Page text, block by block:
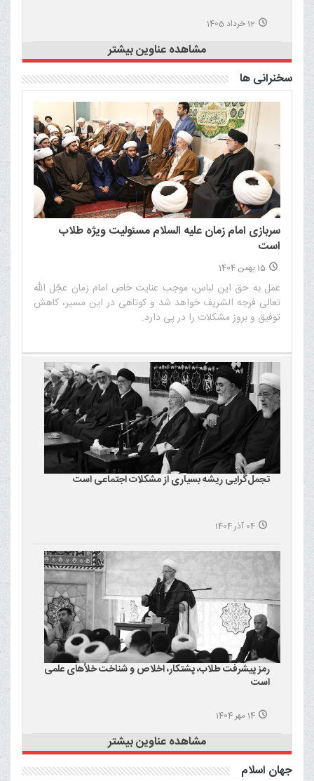
12 خرداد 1405
مشاهده عناوین بیشتر
سخنرانی ها
سربازی امام زمان علیه السلام مسئولیت ویژه طلاب
است
15 بهمن 1404
عمل به حق این لباس، موجب عنایت خاص امام زمان عجّل الله
تعالی فرجه الشریف خواهد شد و کوتاهی در این مسیر، کاهش
توفیق و بروز مشکلات را در پی دارد.‌
تجمل‌گرایی ریشه بسیاری از مشکلات اجتماعی است
04 آذر 1404
رمز پیشرفت طلاب، پشتکار، اخلاص و شناخت خلأهای علمی
است
14 مهر 1404
مشاهده عناوین بیشتر
جهان اسلام